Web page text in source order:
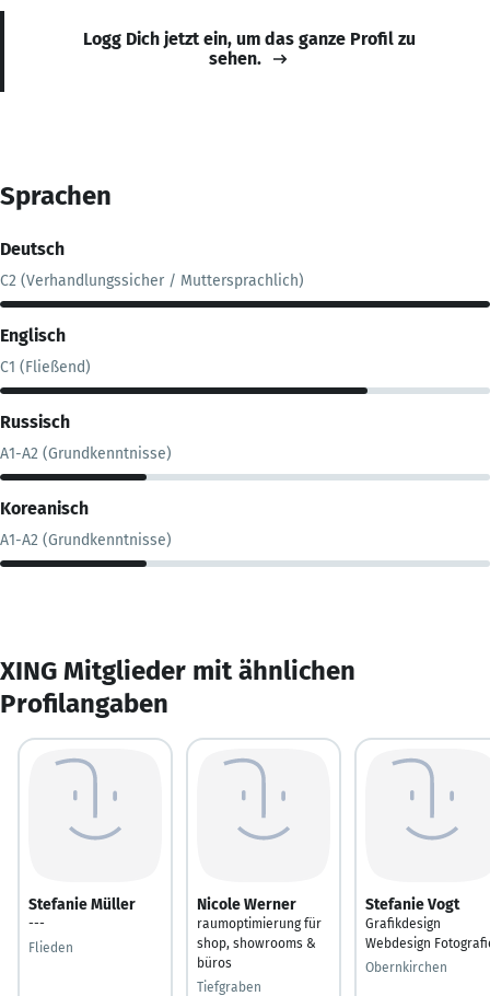
Logg Dich jetzt ein, um das ganze Profil zu
sehen.
Sprachen
Deutsch
C2 (Verhandlungssicher / Muttersprachlich)
Englisch
C1 (Fließend)
Russisch
A1-A2 (Grundkenntnisse)
Koreanisch
A1-A2 (Grundkenntnisse)
XING Mitglieder mit ähnlichen
Profilangaben
Stefanie Müller
---
Flieden
Nicole Werner
raumoptimierung für
shop, showrooms &
büros
Tiefgraben
Stefanie Vogt
Grafikdesign
Webdesign
Obernkirchen